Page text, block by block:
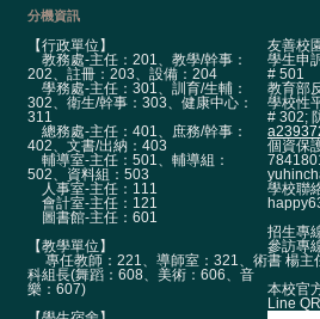
學
成
果
生
涯
輔
招
生
資
分機資訊
【行政單位】
教務處-主任：201、教學/幹事：
202、註冊：203、設備：204
學務處-主任：301、訓育/生輔：
302、衛生/幹事：303、健康中心：
311
總務處-主任：401、庶務/幹事：
402、文書/出納：403
輔導室-主任：501、輔導組：
502、資料組：503
人事室-主任：111
會計室-主任：121
圖書館-主任：601
【教學單位】
專任教師：221、導師室：321、術
科組長(舞蹈：608、美術：606、音
樂：607)
友善校
學生申
# 501
教育部
學校性
# 302;
個資保
學校聯
招生專
參訪專
書 楊主
本校官
Line